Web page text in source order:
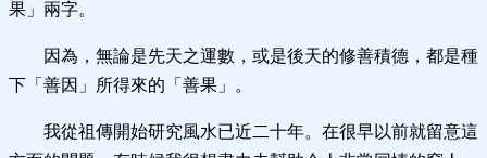
果」兩字。
因為，無論是先天之運數，或是後天的修善積德，都是種
下「善因」所得來的「善果」。
我從祖傳開始研究風水已近二十年。在很早以前就留意這